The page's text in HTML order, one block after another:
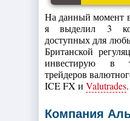
На данный момент
я выделил 3
доступных для
Британской
инвестирую в
трейдеров
ICE FX и Valutrades.
Компания